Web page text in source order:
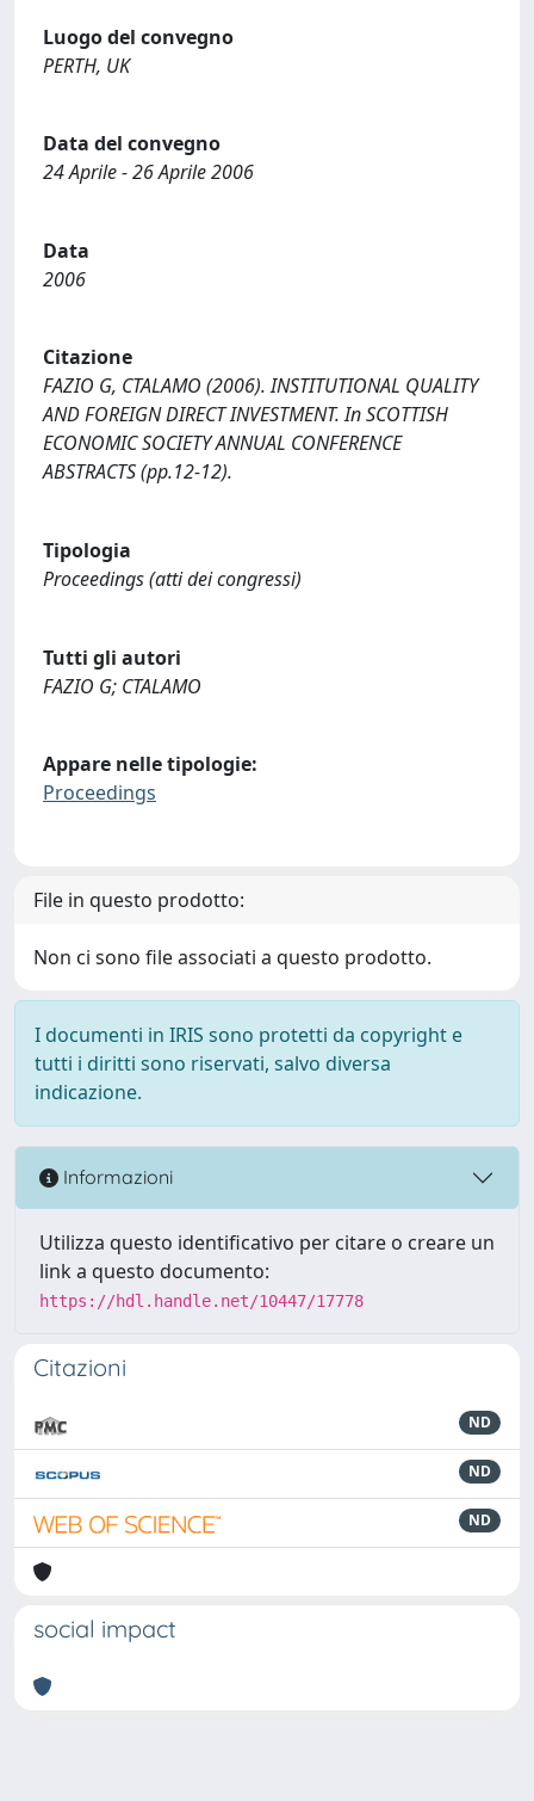
Luogo del convegno
PERTH, UK
Data del convegno
24 Aprile - 26 Aprile 2006
Data
2006
Citazione
FAZIO G, CTALAMO (2006). INSTITUTIONAL QUALITY
AND FOREIGN DIRECT INVESTMENT. In SCOTTISH
ECONOMIC SOCIETY ANNUAL CONFERENCE
ABSTRACTS (pp.12-12).
Tipologia
Proceedings (atti dei congressi)
Tutti gli autori
FAZIO G; CTALAMO
Appare nelle tipologie:
Proceedings
File in questo prodotto:
Non ci sono file associati a questo prodotto.
I documenti in IRIS sono protetti da copyright e
tutti i diritti sono riservati, salvo diversa
indicazione.
Informazioni
Utilizza questo identificativo per citare o creare un
link a questo documento:
https://hdl.handle.net/10447/17778
Citazioni
ND
ND
ND
social impact